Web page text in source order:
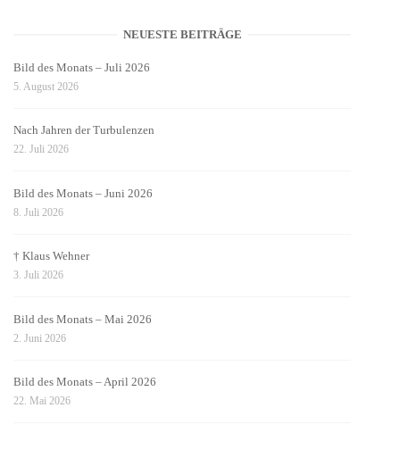
NEUESTE BEITRÄGE
Bild des Monats – Juli 2026
5. August 2026
Nach Jahren der Turbulenzen
22. Juli 2026
Bild des Monats – Juni 2026
8. Juli 2026
† Klaus Wehner
3. Juli 2026
Bild des Monats – Mai 2026
2. Juni 2026
Bild des Monats – April 2026
22. Mai 2026